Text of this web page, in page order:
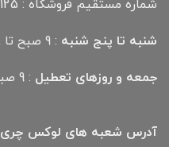
شنبه تا پنج شنبه : 9 صبح تا 8 شب
جمعه و روزهای تعطیل : 9 صبح تا 5 عصر
آدرس شعبه های لوکس چری